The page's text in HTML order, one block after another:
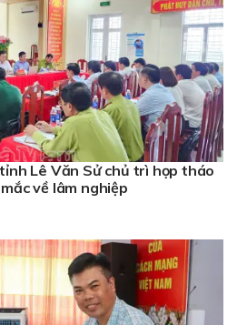
Lê Văn Sử chủ trì họp tháo
về lâm nghiệp